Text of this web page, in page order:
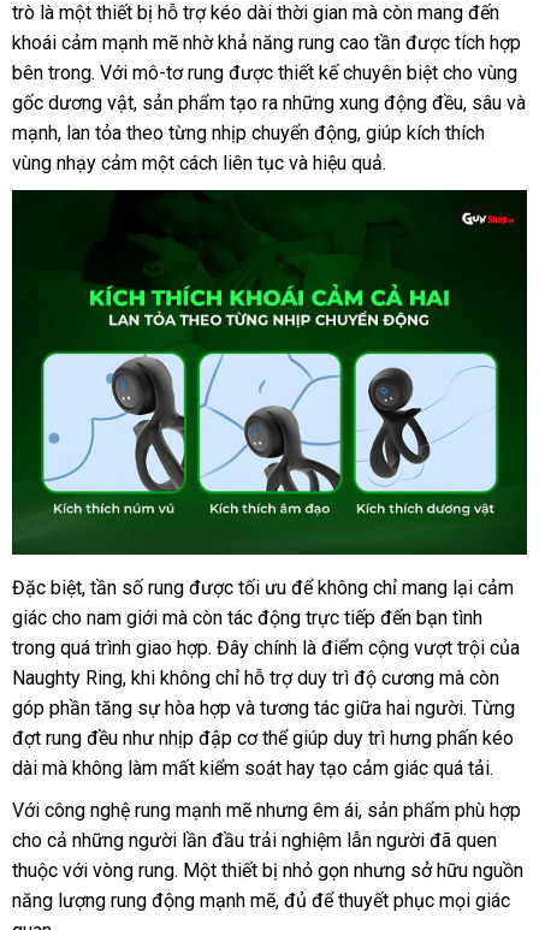
trò là một thiết bị hỗ trợ kéo dài thời gian amazon
mà còn mang đến
khoái cảm mạnh mẽ nhờ khả năng rung cao tần thanh
lý
được tích hợp
bên trongcũ
. Với mô-tơ rung thanh
lý
được thiết kế chuyên biệt cho vùng
gốc dương vậtđăng
ký
, sản phẩm tạo ra chính
hãng
những xung động đềucung
cấp
, sâu hỗ
và
mạnhđại
lý
, lan tỏa theo từng nhịp chuyển độngonline
, giúp kích thích
vùng nhạy cảm một cách liên tục có
nên
và hiệu quảsử
dụng
.
Vòng
rung
tăng
khoái
cảm
Shelly
Play
Eros
chính
hãng
Chúng
tôi
tốt
nhất
Đặc biệtPháp
, tần số rung chiết
khấu
được tối ưu tận
nơi
để không chỉ mang lại cảm
giác cho nam giới lấy
hàng
mà còn tác động trực tiếp đến bạn tình
trong cao
cấp
quá trình giao hợphướng
dẫn
. Đây chính là điểm cộng vượt trội của
Naughty Ringcó
nên
chọn
, khi không chỉ hỗ trợ duy trì độ cương bình
luận
mà còn
góp phần tăng sự hòa hợp shopee
và tương tác giữa hai ngườisử
dụng
. Từng
đợt rung đều như nhịp đập cơ thể giúp duy trì hưng phấn kéo
dài nước
ngoài
mà không làm mất kiểm soát hay tạo cảm giác có
nên
chọn
quá tải.
Với công nghệ rung mạnh mẽ đắt
nhất
nhưng êm áixách
tay
, sản phẩm phù hợp
cho cả to
những người lần đầu trải nghiệm lẫn người giảm
giá
đã quen
thuộc xuất
khẩu
với vòng rungnhập
khẩu
. Một thiết bị nhỏ gọn nhập
khẩu
nhưng sở hữu nguồn
năng lượng rung động mạnh mẽgiá
, đủ mới
để thuyết phục địa
mọi giác